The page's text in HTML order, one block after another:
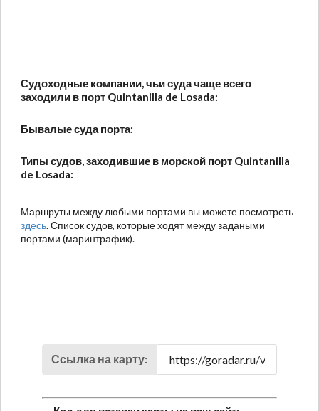
Судоходные компании, чьи суда чаще всего
заходили в порт Quintanilla de Losada:
Бывалые суда порта:
Типы судов, заходившие в морской порт Quintanilla
de Losada:
Маршруты между любыми портами вы можете посмотреть
здесь. Список судов, которые ходят между задаными
портами (маринтрафик).
Ссылка на карту: